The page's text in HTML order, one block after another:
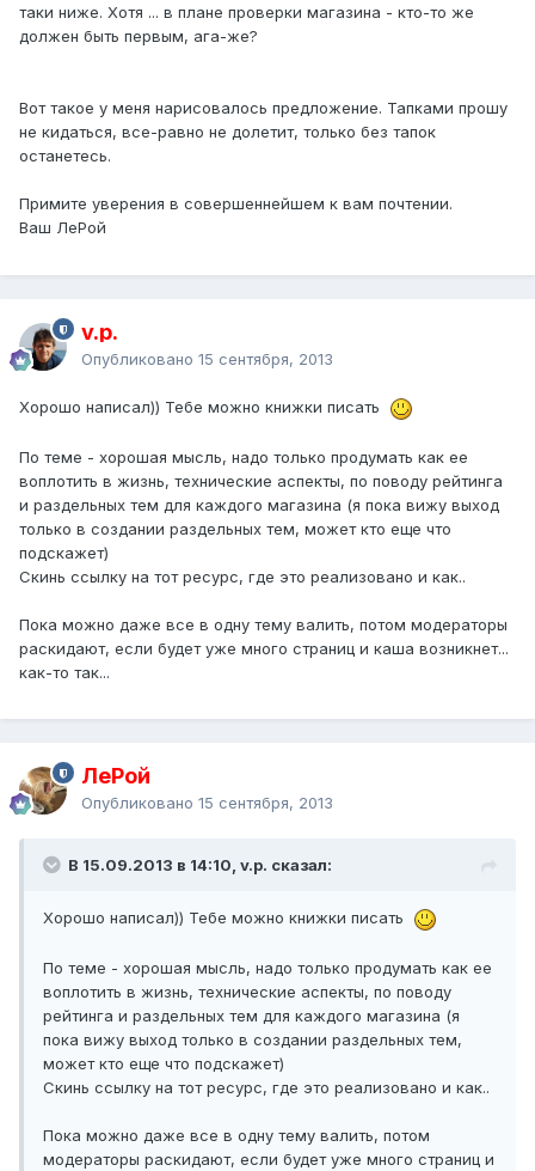
таки ниже. Хотя ... в плане проверки магазина - кто-то же
должен быть первым, ага-же?
Вот такое у меня нарисовалось предложение. Тапками прошу
не кидаться, все-равно не долетит, только без тапок
останетесь.
Примите уверения в совершеннейшем к вам почтении.
Ваш ЛеРой
v.p.
Опубликовано 15 сентября, 2013
Хорошо написал)) Тебе можно книжки писать
По теме - хорошая мысль, надо только продумать как ее
воплотить в жизнь, технические аспекты, по поводу рейтинга
и раздельных тем для каждого магазина (я пока вижу выход
только в создании раздельных тем, может кто еще что
подскажет)
Скинь ссылку на тот ресурс, где это реализовано и как..
Пока можно даже все в одну тему валить, потом модераторы
раскидают, если будет уже много страниц и каша возникнет...
как-то так...
ЛеРой
Опубликовано 15 сентября, 2013
В 15.09.2013 в 14:10, v.p. сказал:
Хорошо написал)) Тебе можно книжки писать
По теме - хорошая мысль, надо только продумать как ее
воплотить в жизнь, технические аспекты, по поводу
рейтинга и раздельных тем для каждого магазина (я
пока вижу выход только в создании раздельных тем,
может кто еще что подскажет)
Скинь ссылку на тот ресурс, где это реализовано и как..
Пока можно даже все в одну тему валить, потом
модераторы раскидают, если будет уже много страниц и